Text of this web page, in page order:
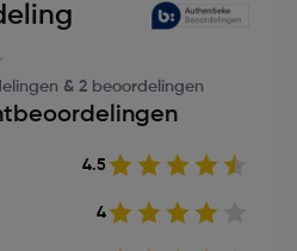
& 2 beoordelingen
4.5
4